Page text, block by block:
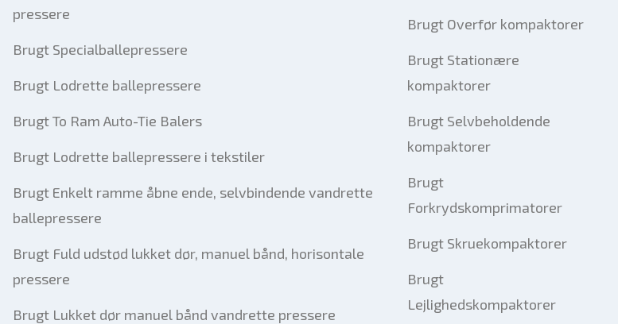
pressere
Brugt Specialballepressere
Brugt Lodrette ballepressere
Brugt To Ram Auto-Tie Balers
Brugt Lodrette ballepressere i tekstiler
Brugt Enkelt ramme åbne ende, selvbindende vandrette
ballepressere
Brugt Fuld udstød lukket dør, manuel bånd, horisontale
pressere
Brugt Lukket dør manuel bånd vandrette pressere
Brugt Overfør kompaktorer
Brugt Stationære
kompaktorer
Brugt Selvbeholdende
kompaktorer
Brugt
Forkrydskomprimatorer
Brugt Skruekompaktorer
Brugt
Lejlighedskompaktorer